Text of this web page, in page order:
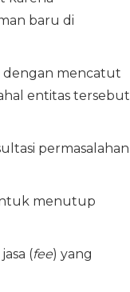
baru di
dengan mencatut
entitas tersebut
permasalahan
menutup
(fee) yang